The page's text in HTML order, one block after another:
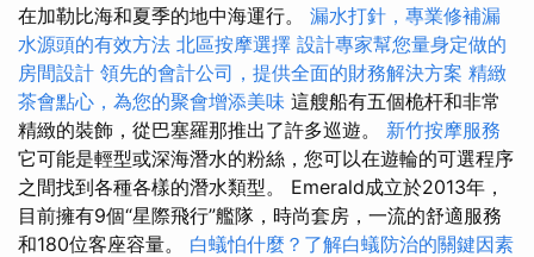
在加勒比海和夏季的地中海運行。 漏水打針，專業修補漏
水源頭的有效方法 北區按摩選擇 設計專家幫您量身定做的
房間設計 領先的會計公司，提供全面的財務解決方案 精緻
茶會點心，為您的聚會增添美味 這艘船有五個桅杆和非常
精緻的裝飾，從巴塞羅那推出了許多巡遊。 新竹按摩服務
它可能是輕型或深海潛水的粉絲，您可以在遊輪的可選程序
之間找到各種各樣的潛水類型。 Emerald成立於2013年，
目前擁有9個“星際飛行”艦隊，時尚套房，一流的舒適服務
和180位客座容量。 白蟻怕什麼？了解白蟻防治的關鍵因素